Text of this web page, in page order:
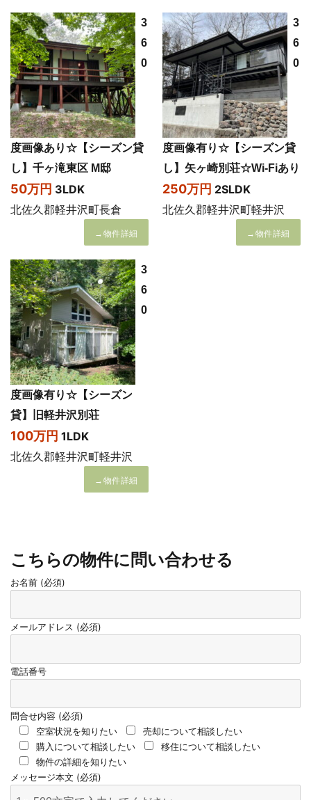
3
6
0
度画像あり☆【シーズン貸
し】千ヶ滝東区 M邸
50万円 3LDK
北佐久郡軽井沢町長倉
→物件詳細
3
6
0
度画像有り☆【シーズン貸
し】矢ヶ崎別荘☆Wi-Fiあり
250万円 2SLDK
北佐久郡軽井沢町軽井沢
→物件詳細
3
6
0
度画像有り☆【シーズン
貸】旧軽井沢別荘
100万円 1LDK
北佐久郡軽井沢町軽井沢
→物件詳細
こちらの物件に問い合わせる
お名前 (必須)
メールアドレス (必須)
電話番号
問合せ内容 (必須)
空室状況を知りたい
売却について相談したい
購入について相談したい
移住について相談したい
物件の詳細を知りたい
メッセージ本文 (必須)